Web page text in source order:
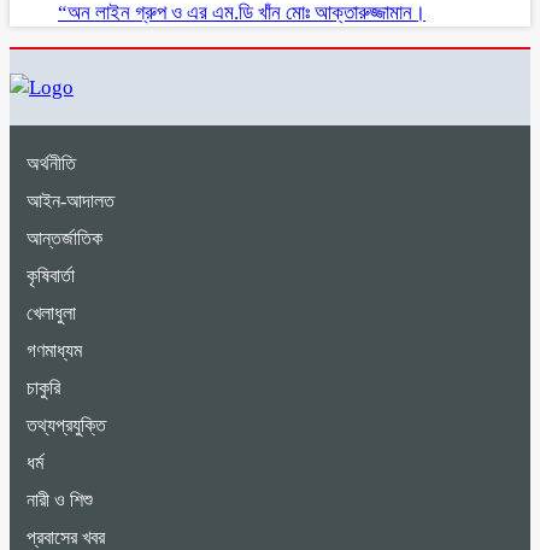
“অন লাইন গ্রুপ ও এর এম.ডি খাঁন মোঃ আক্তারুজ্জামান।
অর্থনীতি
আইন-আদালত
আন্তর্জাতিক
কৃষিবার্তা
খেলাধুলা
গণমাধ্যম
চাকুরি
তথ্যপ্রযুক্তি
ধর্ম
নারী ও শিশু
প্রবাসের খবর